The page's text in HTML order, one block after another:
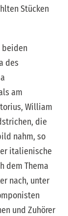
Stücken
beiden
des
am
William
die
nahm, so
italienische
dem Thema
nach, unter
und Zuhörer